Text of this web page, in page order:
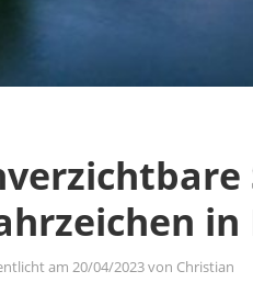
in
am 20/04/2023von Christian